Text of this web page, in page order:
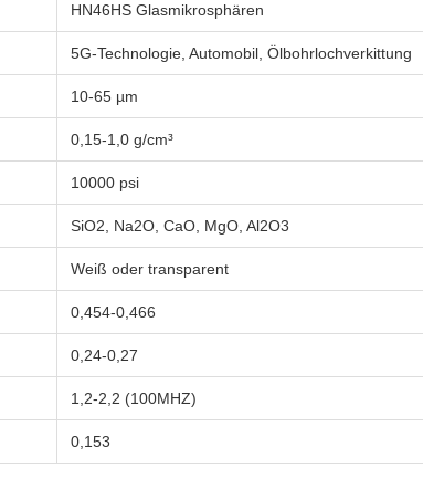
HN46HS Glasmikrosphären
5G-Technologie, Automobil, Ölbohrlochverkittung
10-65 µm
0,15-1,0 g/cm³
10000 psi
SiO2, Na2O, CaO, MgO, Al2O3
Weiß oder transparent
0,454-0,466
0,24-0,27
1,2-2,2 (100MHZ)
0,153